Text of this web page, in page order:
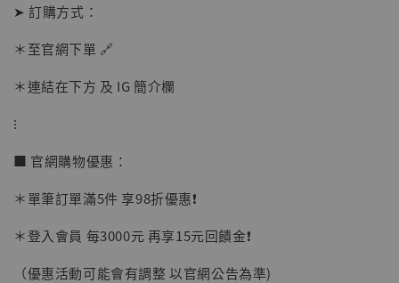
➤ 訂購方式：
＊至官網下單 🔗
＊連結在下方 及 IG 簡介欄
⁝
■ 官網購物優惠：
＊單筆訂單滿5件 享98折優惠❗️
＊登入會員 每3000元 再享15元回饋金❗️
（優惠活動可能會有調整 以官網公告為準)